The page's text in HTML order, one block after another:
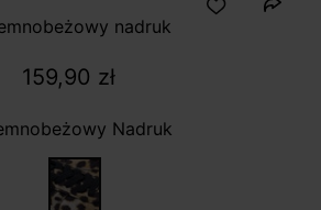
nadruk
159,90 zł
Nadruk